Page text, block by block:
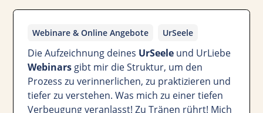
Webinare & Online Angebote UrSeele
Die Aufzeichnung deines UrSeele und UrLiebe
Webinars gibt mir die Struktur, um den
Prozess zu verinnerlichen, zu praktizieren und
tiefer zu verstehen. Was mich zu einer tiefen
Verbeugung veranlasst! Zu Tränen rührt! Mich